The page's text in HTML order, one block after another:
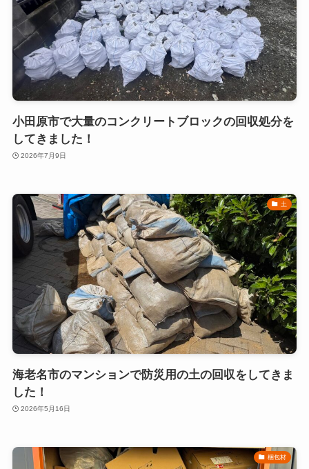
小田原市で大量のコンクリートブロックの回収処分を
してきました！
2026年7月9日
土
海老名市のマンションで防災用の土の回収をしてきま
した！
2026年5月16日
梱包材